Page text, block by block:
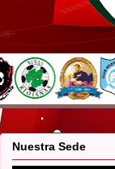
Nuestra Sede